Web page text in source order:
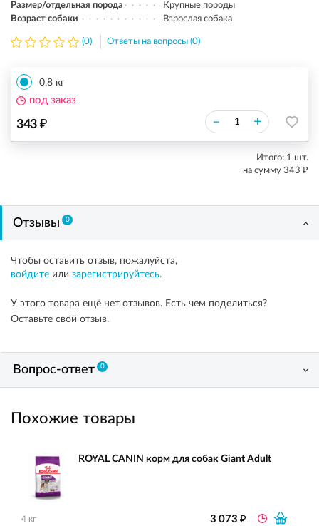
Размер/отдельная порода
Крупные породы
Возраст собаки
Взрослая собака
(0) Ответы на вопросы (0)
0.8 кг
343 ₽ – +
под заказ
Итого: 1 шт.
на сумму 343 ₽
Отзывы 0
Чтобы оставить отзыв, пожалуйста,
войдите или зарегистрируйтесь.
У этого товара ещё нет отзывов. Есть чем поделиться?
Оставьте свой отзыв.
Вопрос-ответ 0
Похожие товары
ROYAL CANIN корм для собак Giant Adult
4 кг 3 073₽